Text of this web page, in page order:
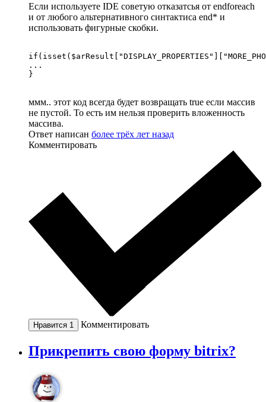
Если используете IDE советую отказатсья от endforeach
и от любого альтернативного синтактиса end* и
использовать фигурные скобки.
...
}
ммм.. этот код всегда будет возвращать true если массив
не пустой. То есть им нельзя проверить вложенность
массива.
Ответ написан более трёх лет назад
Комментировать
Нравится 1 Комментировать
Прикрепить свою форму bitrix?